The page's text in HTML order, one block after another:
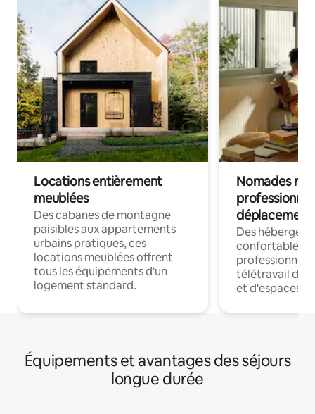
Locations entièrement
meublées
Des cabanes de montagne
paisibles aux appartements
urbains pratiques, ces
locations meublées offrent
tous les équipements d'un
logement standard.
Nomades
déplacement
Des
confortables
professionnels
télétravail
et d'espaces
Équipements et avantages des séjours
longue durée